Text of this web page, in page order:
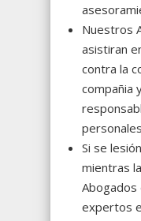
Nuestros
asistiran
contra la
compañia
Si se
mientras
Abogados
expertos